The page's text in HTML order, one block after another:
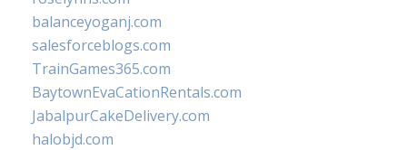
balanceyoganj.com
salesforceblogs.com
TrainGames365.com
BaytownEvaCationRentals.com
JabalpurCakeDelivery.com
halobjd.com